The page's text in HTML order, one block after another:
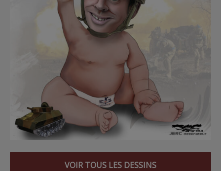
VOIR TOUS LES DESSINS